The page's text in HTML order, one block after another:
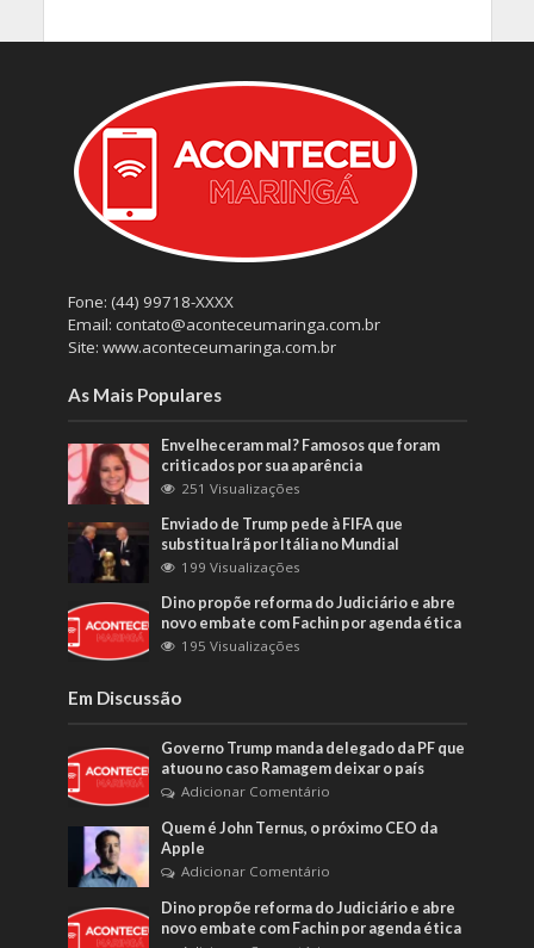
Fone: (44) 99718-XXXX
Email: contato@aconteceumaringa.com.br
Site: www.aconteceumaringa.com.br
As Mais Populares
Envelheceram mal? Famosos que foram
criticados por sua aparência
251 Visualizações
Enviado de Trump pede à FIFA que
substitua Irã por Itália no Mundial
199 Visualizações
Dino propõe reforma do Judiciário e abre
novo embate com Fachin por agenda ética
195 Visualizações
Em Discussão
Governo Trump manda delegado da PF que
atuou no caso Ramagem deixar o país
Adicionar Comentário
Quem é John Ternus, o próximo CEO da
Apple
Adicionar Comentário
Dino propõe reforma do Judiciário e abre
novo embate com Fachin por agenda ética